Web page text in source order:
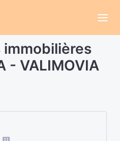
immobilières
- VALIMOVIA